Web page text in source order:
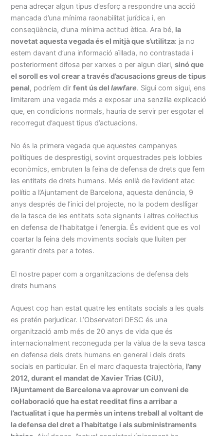
pena adreçar algun tipus d’esforç a respondre una acció
mancada d’una mínima raonabilitat jurídica i, en
conseqüència, d’una mínima actitud ètica. Ara bé, la
novetat aquesta vegada és el mitjà que s’utilitza: ja no
estem davant d’una informació aïllada, no contrastada i
posteriorment difosa per xarxes o per algun diari,sinó que
el soroll es vol crear a través d’acusacions greus de tipus
penal, podríem dirfent ús dellawfare. Sigui com sigui, ens
limitarem una vegada més a exposar una senzilla explicació
que, en condicions normals, hauria de servir per esgotar el
recorregut d’aquest tipus d’actuacions.
No és la primera vegada que aquestes campanyes
polítiques de desprestigi, sovint orquestrades pels lobbies
econòmics, embruten la feina de defensa de drets que fem
les entitats de drets humans. Més enllà de l’evident atac
polític a l’Ajuntament de Barcelona, aquesta denúncia, 9
anys després de l’inici del projecte, no la podem deslligar
de la tasca de les entitats sota signants i altres col·lectius
en defensa de l’habitatge i l’energia. És evident que es vol
coartar la feina dels moviments socials que lluiten per
garantir drets per a totes.
El nostre paper com a organitzacions de defensa dels
drets humans
Aquest cop han estat quatre les entitats socials a les quals
es pretén perjudicar. L’Observatori DESC és una
organització amb més de 20 anys de vida que és
internacionalment reconeguda per la vàlua de la seva tasca
en defensa dels drets humans en general i dels drets
socials en particular. En el marc d’aquesta trajectòria, l’any
2012, durant el mandat de Xavier Trias (CiU),
l’Ajuntament de Barcelona va aprovar un conveni de
col·laboració que ha estat reeditat fins a arribar a
l’actualitat i que ha permès un intens treball al voltant de
la defensa del dret a l’habitatge i als subministraments